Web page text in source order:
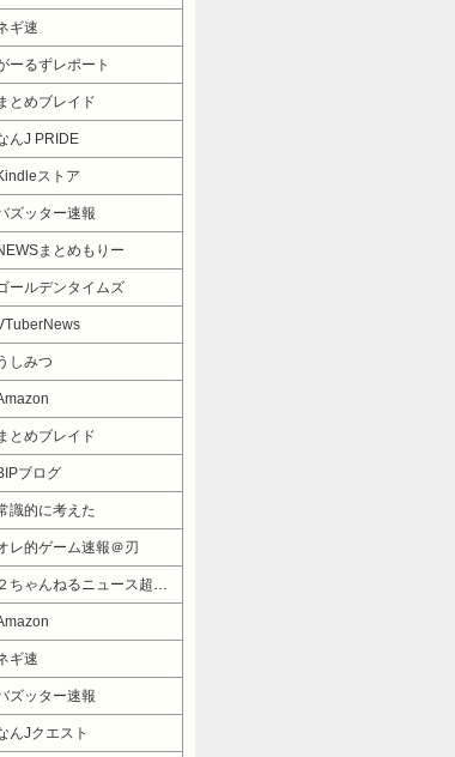
ギ速
ーるずレポート
とめブレイド
んJ PRIDE
ストア
ズッター速報
まとめもりー
ールデンタイムズ
しみつ
とめブレイド
ブログ
識的に考えた
レ的ゲーム速報＠刃
ギ速
ズッター速報
んJクエスト